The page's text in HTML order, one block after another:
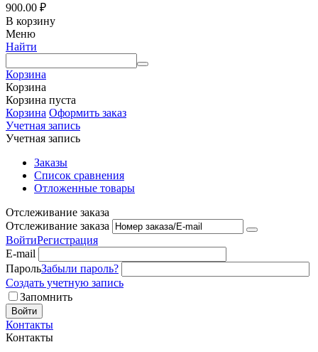
900.00 ₽
В корзину
Меню
Найти
Корзина
Корзина
Корзина пуста
Корзина Оформить заказ
Учетная запись
Учетная запись
Заказы
Список сравнения
Отложенные товары
Отслеживание заказа
Отслеживание заказа
ВойтиРегистрация
E-mail
ПарольЗабыли пароль?
Создать учетную запись
Запомнить
Войти
Контакты
Контакты